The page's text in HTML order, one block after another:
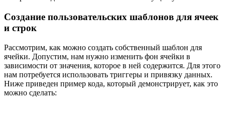
Создание пользовательских шаблонов для ячеек
и строк
Рассмотрим, как можно создать собственный шаблон для
ячейки. Допустим, нам нужно изменить фон ячейки в
зависимости от значения, которое в ней содержится. Для этого
нам потребуется использовать триггеры и привязку данных.
Ниже приведен пример кода, который демонстрирует, как это
можно сделать: